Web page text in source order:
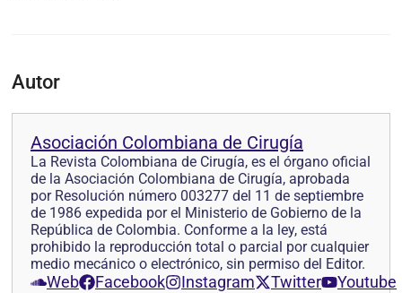
Autor
Asociación Colombiana de Cirugía
La Revista Colombiana de Cirugía, es el órgano oficial
de la Asociación Colombiana de Cirugía, aprobada
por Resolución número 003277 del 11 de septiembre
de 1986 expedida por el Ministerio de Gobierno de la
República de Colombia. Conforme a la ley, está
prohibido la reproducción total o parcial por cualquier
medio mecánico o electrónico, sin permiso del Editor.
Web Facebook Instagram Twitter Youtube